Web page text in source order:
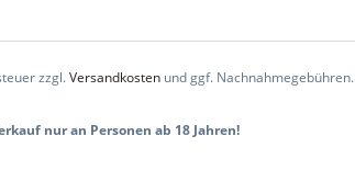
zzgl.Versandkosten und ggf. Nachnahmegebühren.
nur an Personen ab 18 Jahren!